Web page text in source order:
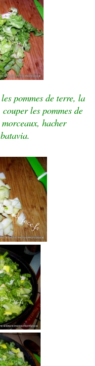
pommes de terre, la
les pommes de
hacher